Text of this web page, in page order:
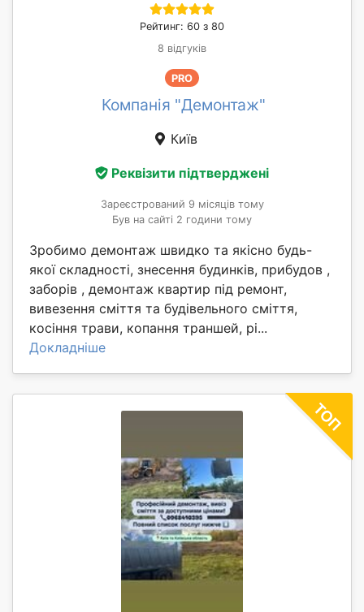
Рейтинг: 60 з 80
8 відгуків
PRO
Компанія "Демонтаж"
Київ
Реквізити підтверджені
Зареєстрований 9 місяців тому
Був на сайті 2 години тому
Зробимо демонтаж швидко та якісно будь-
якої складності, знесення будинків, прибудов ,
заборів , демонтаж квартир під ремонт,
вивезення сміття та будівельного сміття,
косіння трави, копання траншей, рі...
Докладніше